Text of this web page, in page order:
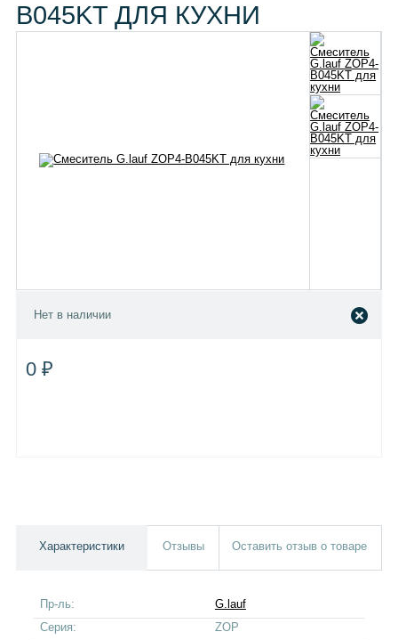
B045KT ДЛЯ КУХНИ
Нет в наличии
0 ₽
Характеристики Отзывы Оставить отзыв о товаре
Пр-ль:
G.lauf
Серия:
ZOP